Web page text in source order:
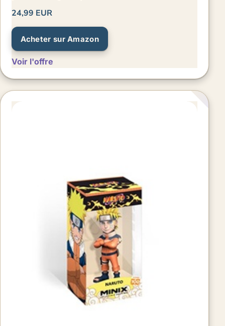
24,99 EUR
Acheter sur Amazon
Voir l'offre